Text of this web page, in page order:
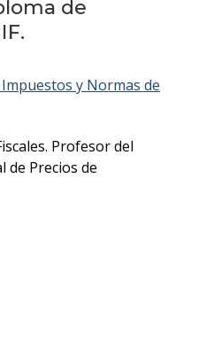
de
negocios
de
y Normas de
Profesor del
de Precios de